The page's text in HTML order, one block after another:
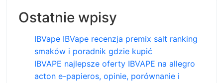
Ostatnie wpisy
IBVape IBVape recenzja premix salt ranking
smaków i poradnik gdzie kupić
IBVAPE najlepsze oferty IBVAPE na allegro
acton e-papieros, opinie, porównanie i